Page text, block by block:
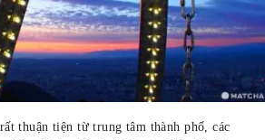
thuận tiện từ trung tâm thành phố, các